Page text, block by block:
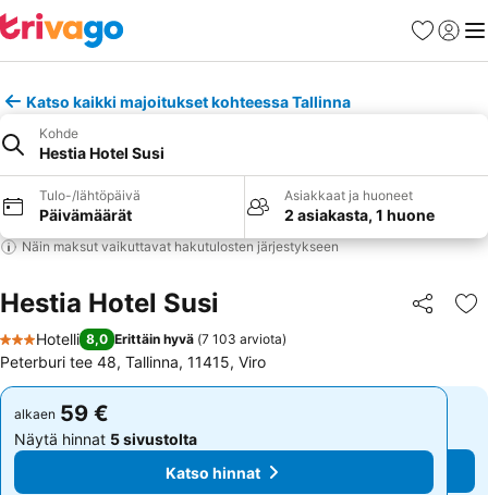
Suosikit
Katso kaikki majoitukset kohteessa Tallinna
Kohde
Hestia Hotel Susi
Tulo-/lähtöpäivä
Päivämäärät
Asiakkaat ja huoneet
2 asiakasta, 1 huone
Näin maksut vaikuttavat hakutulosten järjestykseen
Hestia Hotel Susi Jaa
3 Tähtiluokitus
Hotelli 8,0 Erittäin hyvä (7 103 arviota)
Peterburi tee 48, Tallinna, 11415, Viro
alkaen 59 €
Näytä hinnat 5 sivustolta
Katso hinnat
alkaen 59 €
Näytä hinnat 5 sivustolta
Katso hinnat